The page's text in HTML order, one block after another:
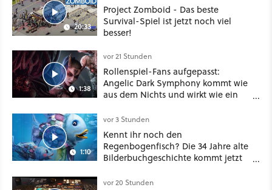
20:33
Project Zomboid - Das beste
Survival-Spiel ist jetzt noch viel
besser!
1:38
vor 21 Stunden
Rollenspiel-Fans aufgepasst:
Angelic Dark Symphony kommt wie
aus dem Nichts und wirkt wie ein
Mass Effect
1:10
vor 3 Stunden
Kennt ihr noch den
Regenbogenfisch? Die 34 Jahre alte
Bilderbuchgeschichte kommt jetzt
vor 20 Stunden